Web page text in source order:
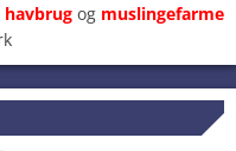
havbrugog muslingefarme